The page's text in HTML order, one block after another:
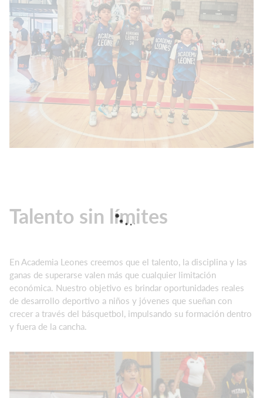
Talento sin límites
En Academia Leones creemos que el talento, la disciplina y las
ganas de superarse valen más que cualquier limitación
económica. Nuestro objetivo es brindar oportunidades reales
de desarrollo deportivo a niños y jóvenes que sueñan con
crecer a través del básquetbol, impulsando su formación dentro
y fuera de la cancha.